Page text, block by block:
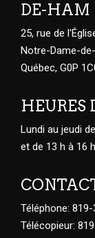
DE-HAM
25, rue de
Notre-Dame-
Québec, G0P
HEURES
Lundi au jeudi
et de 13 h à 16 h
Téléphone:
Télécopieur: